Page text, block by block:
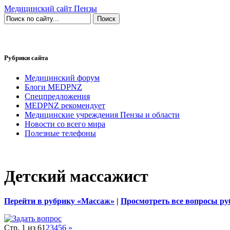
Медицинский сайт Пензы
Рубрики сайта
Медицинский форум
Блоги MEDPNZ
Спецпредложения
MEDPNZ рекомендует
Медицинские учреждения Пензы и области
Новости со всего мира
Полезные телефоны
Детский массажист
Перейти в рубрику «Массаж» | Просмотреть все вопросы
Стр. 1 из 61 23456 »